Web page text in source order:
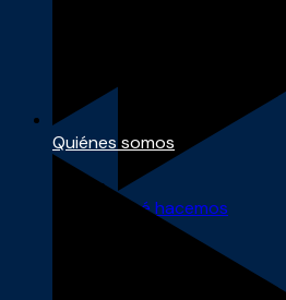
Qué hacemos
Quiénes somos